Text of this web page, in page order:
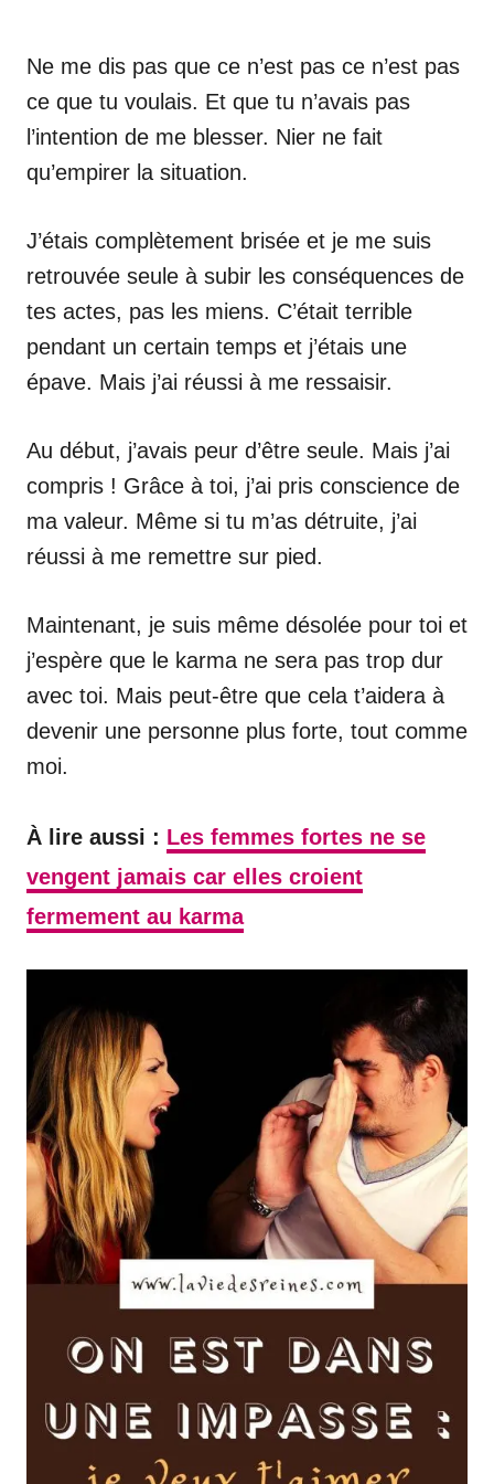
Ne me dis pas que ce n’est pas ce n’est pas
ce que tu voulais. Et que tu n’avais pas
l’intention de me blesser. Nier ne fait
qu’empirer la situation.
J’étais complètement brisée et je me suis
retrouvée seule à subir les conséquences de
tes actes, pas les miens. C’était terrible
pendant un certain temps et j’étais une
épave. Mais j’ai réussi à me ressaisir.
Au début, j’avais peur d’être seule. Mais j’ai
compris ! Grâce à toi, j’ai pris conscience de
ma valeur. Même si tu m’as détruite, j’ai
réussi à me remettre sur pied.
Maintenant, je suis même désolée pour toi et
j’espère que le karma ne sera pas trop dur
avec toi. Mais peut-être que cela t’aidera à
devenir une personne plus forte, tout comme
moi.
À lire aussi : Les femmes fortes ne se
vengent jamais car elles croient
fermement au karma